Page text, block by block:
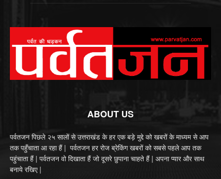
ABOUT US
पर्वतजन पिछले २५ सालों से उत्तराखंड के हर एक बड़े मुद्दे को खबरों के माध्यम से आप
तक पहुँचाता आ रहा हैं | पर्वतजन हर रोज ब्रेकिंग खबरों को सबसे पहले आप तक
पहुंचाता हैं | पर्वतजन वो दिखाता हैं जो दूसरे छुपाना चाहते हैं | अपना प्यार और साथ
बनाये रखिए |